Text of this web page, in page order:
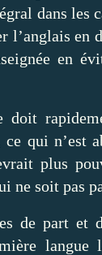
dans les
l’anglais en
en
doit
qui n’est
plus
ne soit pas
de part et